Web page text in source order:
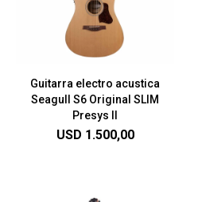
Guitarra electro acustica
Seagull S6 Original SLIM
Presys II
USD 1.500,00